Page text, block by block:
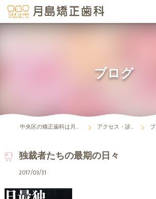
ブログ
中央区の矯正歯科は月島矯正歯科 アクセス・診療時間 ブログ
独裁者たちの最期の日々
2017/03/31